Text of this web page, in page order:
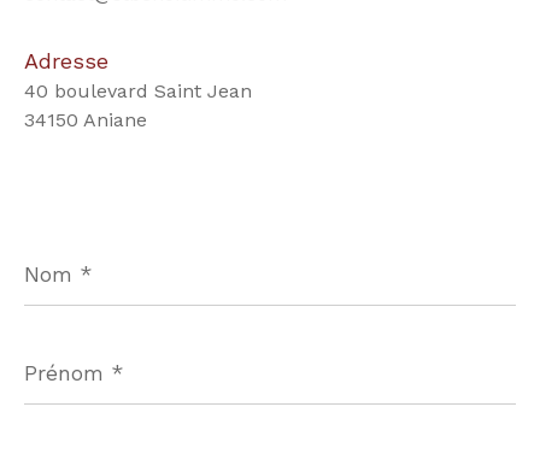
Adresse
40 boulevard Saint Jean
34150 Aniane
*
*